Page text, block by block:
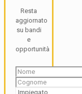
Resta
aggiornato
su bandi
e
opportunità